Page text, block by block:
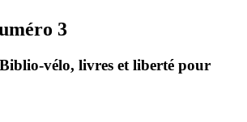
3
vélo, livres et liberté pour